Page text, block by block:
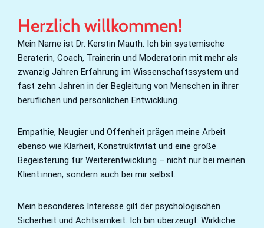
Herzlich willkommen!
Mein Name ist Dr. Kerstin Mauth. Ich bin systemische
Beraterin, Coach, Trainerin und Moderatorin mit mehr als
zwanzig Jahren Erfahrung im Wissenschaftssystem und
fast zehn Jahren in der Begleitung von Menschen in ihrer
beruflichen und persönlichen Entwicklung.
Empathie, Neugier und Offenheit prägen meine Arbeit
ebenso wie Klarheit, Konstruktivität und eine große
Begeisterung für Weiterentwicklung – nicht nur bei meinen
Klient:innen, sondern auch bei mir selbst.
Mein besonderes Interesse gilt der psychologischen
Sicherheit und Achtsamkeit. Ich bin überzeugt: Wirkliche